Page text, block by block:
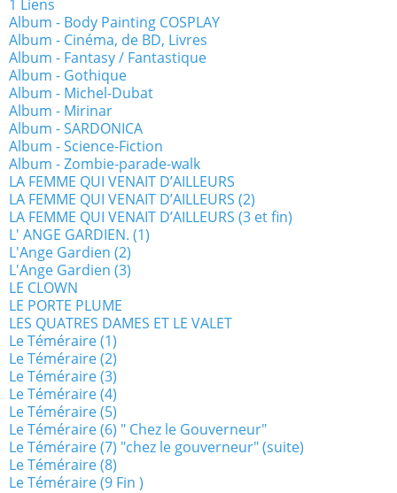
1 Liens
Album - Body Painting COSPLAY
Album - Cinéma, de BD, Livres
Album - Fantasy / Fantastique
Album - Gothique
Album - Michel-Dubat
Album - Mirinar
Album - SARDONICA
Album - Science-Fiction
Album - Zombie-parade-walk
LA FEMME QUI VENAIT D’AILLEURS
LA FEMME QUI VENAIT D’AILLEURS (2)
LA FEMME QUI VENAIT D’AILLEURS (3 et fin)
L' ANGE GARDIEN. (1)
L'Ange Gardien (2)
L'Ange Gardien (3)
LE CLOWN
LE PORTE PLUME
LES QUATRES DAMES ET LE VALET
Le Téméraire (1)
Le Téméraire (2)
Le Téméraire (3)
Le Téméraire (4)
Le Téméraire (5)
Le Téméraire (6) " Chez le Gouverneur"
Le Téméraire (7) "chez le gouverneur" (suite)
Le Téméraire (8)
Le Téméraire (9 Fin )